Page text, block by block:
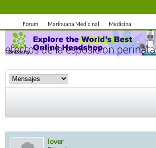
Forum Marihuana Medicinal Medicina
efectos de la esposicion
lover